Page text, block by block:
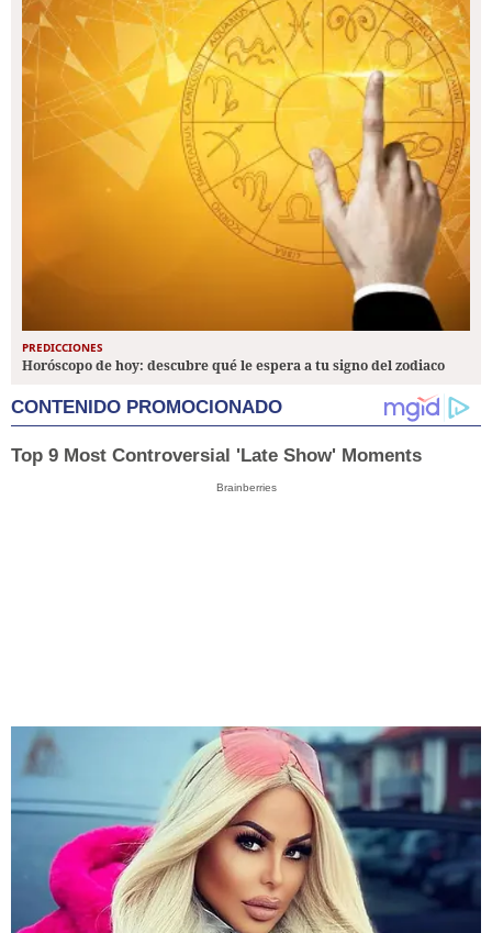
PREDICCIONES
Horóscopo de hoy: descubre qué le espera a tu signo del zodiaco
CONTENIDO PROMOCIONADO
Top 9 Most Controversial 'Late Show' Moments
Brainberries